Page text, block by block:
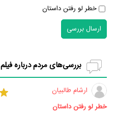
خطر لو رفتن داستان
ارسال بررسی
بررسی‌های مردم درباره فیلم Morbius (
ارشام طالبیان
خطر لو رفتن داستان